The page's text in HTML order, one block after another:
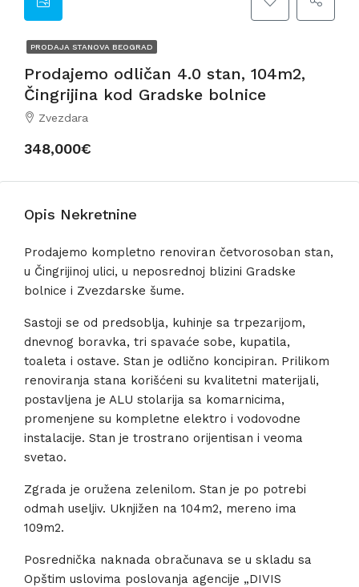
PRODAJA STANOVA BEOGRAD
Prodajemo odličan 4.0 stan, 104m2,
Čingrijina kod Gradske bolnice
Zvezdara
348,000€
Opis Nekretnine
Prodajemo kompletno renoviran četvorosoban stan,
u Čingrijinoj ulici, u neposrednoj blizini Gradske
bolnice i Zvezdarske šume.
Sastoji se od predsoblja, kuhinje sa trpezarijom,
dnevnog boravka, tri spavaće sobe, kupatila,
toaleta i ostave. Stan je odlično koncipiran. Prilikom
renoviranja stana korišćeni su kvalitetni materijali,
postavljena je ALU stolarija sa komarnicima,
promenjene su kompletne elektro i vodovodne
instalacije. Stan je trostrano orijentisan i veoma
svetao.
Zgrada je oružena zelenilom. Stan je po potrebi
odmah useljiv. Uknjižen na 104m2, mereno ima
109m2.
Posrednička naknada obračunava se u skladu sa
Opštim uslovima poslovanja agencije „DIVIS